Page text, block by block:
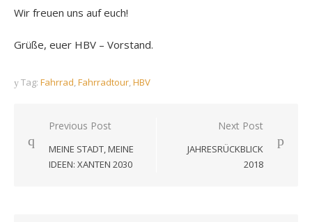
Wir freuen uns auf euch!
Grüße, euer HBV – Vorstand.
Tag: Fahrrad,Fahrradtour,HBV
Beitragsnavigation
Previous Post
MEINE STADT, MEINE
IDEEN: XANTEN 2030
Next Post
JAHRESRÜCKBLICK
2018